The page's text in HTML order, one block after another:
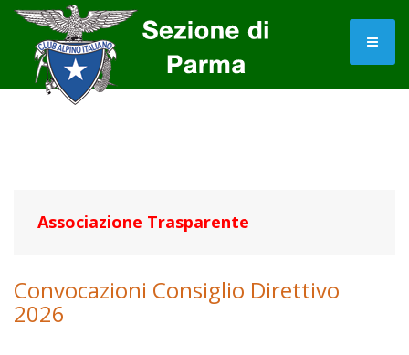
Associazione Trasparente
Convocazioni Consiglio Direttivo
2026